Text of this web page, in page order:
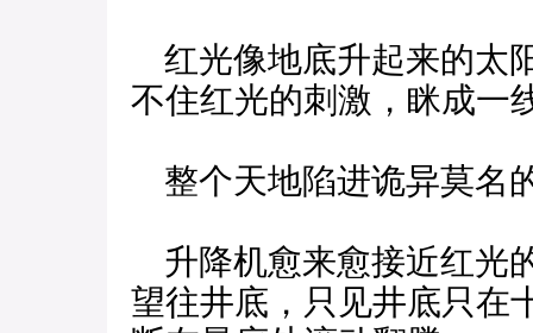
红光像地底升起来的太
不住红光的刺激，眯成一
整个天地陷进诡异莫名
升降机愈来愈接近红光
望往井底，只见井底只在